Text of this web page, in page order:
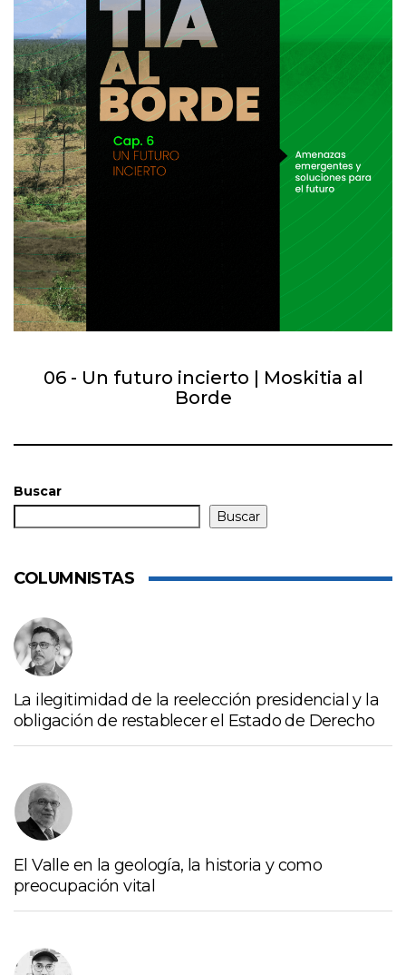
06 - Un futuro incierto | Moskitia al
Borde
Buscar
Buscar
COLUMNISTAS
La ilegitimidad de la reelección presidencial y la
obligación de restablecer el Estado de Derecho
El Valle en la geología, la historia y como
preocupación vital